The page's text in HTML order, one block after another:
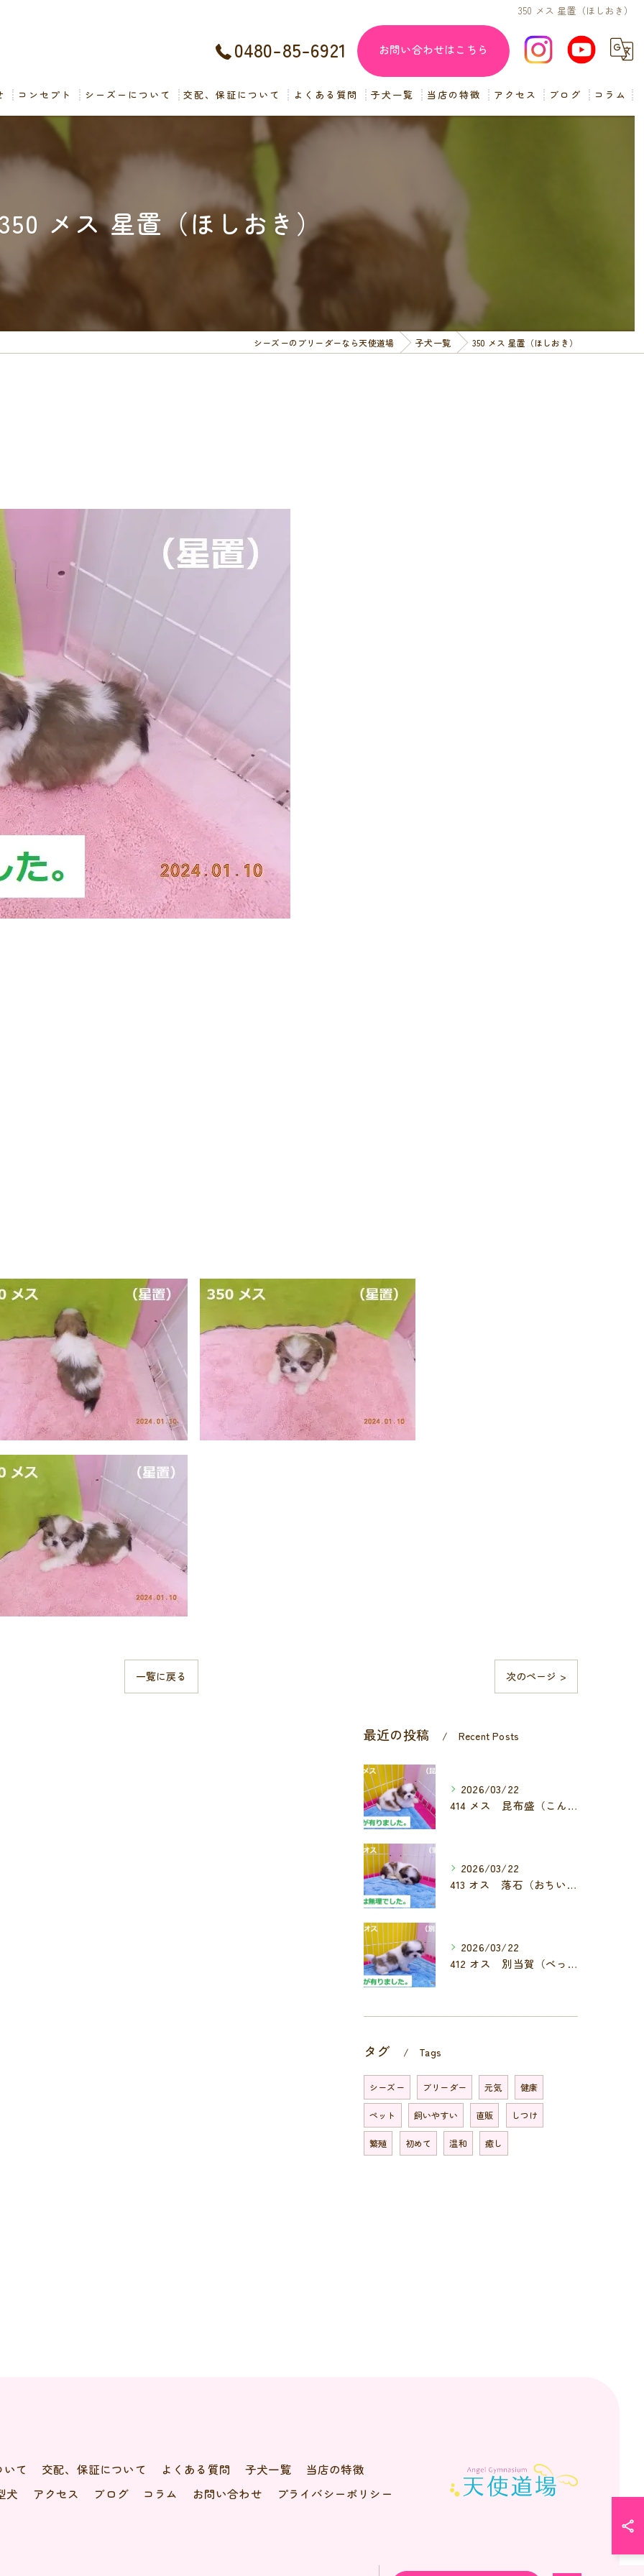
350 メス 星置（ほしおき）
0480-85-6921 お問い合わせはこちら
コンセプト シーズーについて 交配、保証について よくある質問 子犬一覧 当店の特徴
子犬販売
見学
アクセス ブログ コラム
メス 星置（ほしおき）
シーズーのブリーダーなら天使道場 子犬一覧 350 メス 星置（ほしおき）
一覧に戻る 次のページ >
最近の投稿 Recent Posts
2026/03/22
414 メス 昆布盛（こんぶもり）
2026/03/22
413 オス 落石（おちいし）
2026/03/22
412 オス 別当賀（べっとが）
タグ Tags
シーズー ブリーダー 元気 健康
ペット 飼いやすい 直販 しつけ
繁殖 初めて 温和 癒し
て 交配、保証について よくある質問 子犬一覧
当店の特徴
犬
アクセス ブログ コラム お問い合わせ プライバシーポリシー